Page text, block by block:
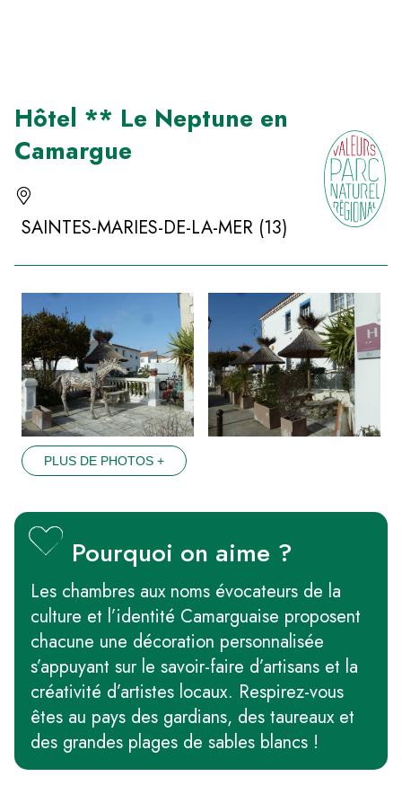
Hôtel ** Le Neptune en
Camargue
SAINTES-MARIES-DE-LA-MER (13)
PLUS DE PHOTOS +
Pourquoi on aime ?
Les chambres aux noms évocateurs de la
culture et l’identité Camarguaise proposent
chacune une décoration personnalisée
s’appuyant sur le savoir-faire d’artisans et la
créativité d’artistes locaux. Respirez-vous
êtes au pays des gardians, des taureaux et
des grandes plages de sables blancs !